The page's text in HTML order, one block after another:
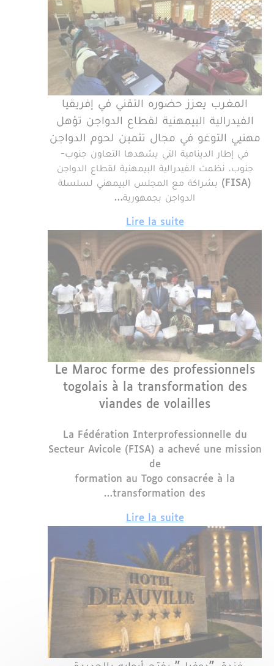
المغرب يعزز حضوره التقني في إفريقيا
الفيدرالية البيمهنية لقطاع الدواجن تؤهل
مهنيي التوغو في مجال تثمين لحوم الدواجن
في إطار الدينامية التي يشهدها التعاون جنوب-
جنوب، نظمت الفيدرالية البيمهنية لقطاع الدواجن
(FISA) بشراكة مع المجلس البيمهني لسلسلة
الدواجن بجمهورية…
Lire la suite
Le Maroc forme des professionnels
togolais à la transformation des
viandes de volailles
La Fédération Interprofessionnelle du
Secteur Avicole (FISA) a achevé une mission
de
formation au Togo consacrée à la
transformation des…
Lire la suite